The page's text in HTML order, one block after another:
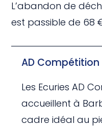
L’abandon de
est passible de 68
AD Compétition
Les Ecuries AD
accueillent à
cadre idéal au